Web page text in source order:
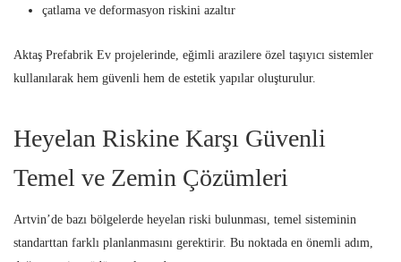
çatlama ve deformasyon riskini azaltır
Aktaş Prefabrik Ev projelerinde, eğimli arazilere özel taşıyıcı sistemler
kullanılarak hem güvenli hem de estetik yapılar oluşturulur.
Heyelan Riskine Karşı Güvenli
Temel ve Zemin Çözümleri
Artvin’de bazı bölgelerde heyelan riski bulunması, temel sisteminin
standarttan farklı planlanmasını gerektirir. Bu noktada en önemli adım,